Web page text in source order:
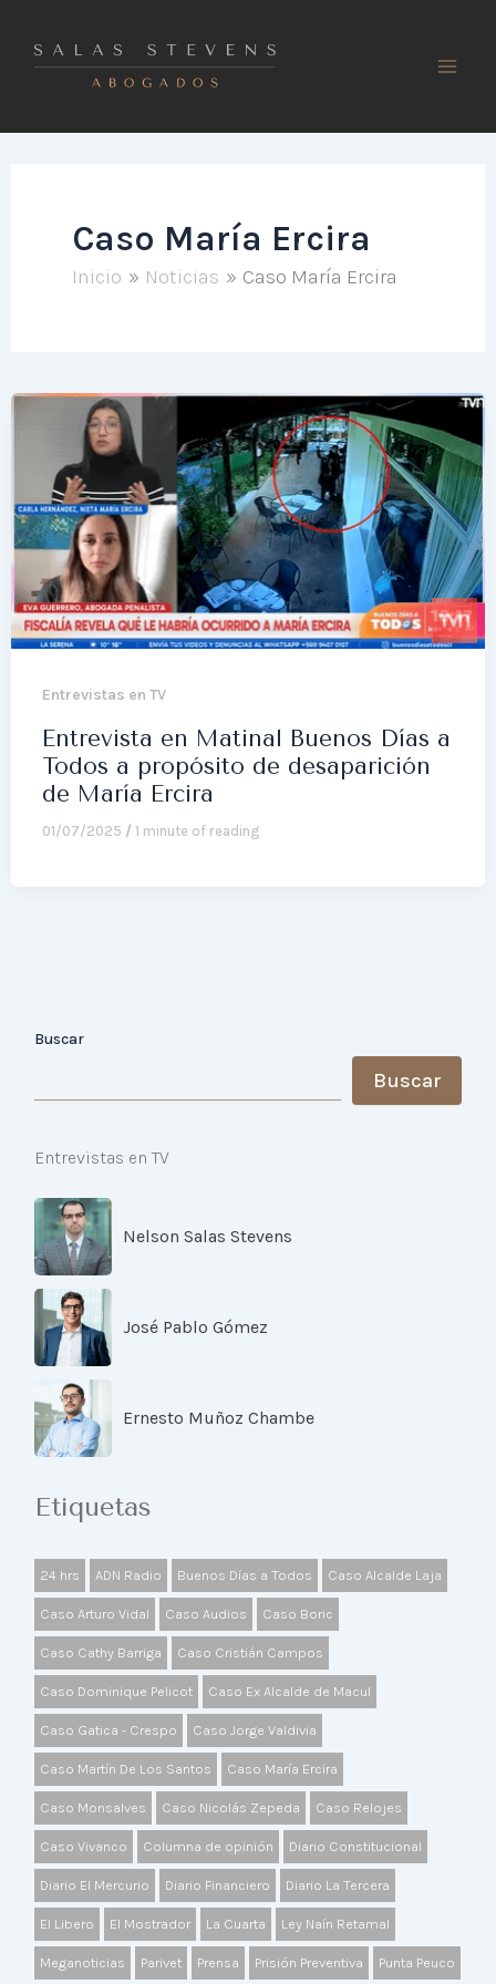
contenido
Caso María Ercira
Inicio Noticias Caso María Ercira
Entrevistas en TV
Entrevista en Matinal Buenos Días a
Todos a propósito de desaparición
de María Ercira
01/07/2025 / 1 minute of reading
Buscar
Buscar
Entrevistas en TV
Nelson Salas Stevens
José Pablo Gómez
Ernesto Muñoz Chambe
Etiquetas
24 hrs ADN Radio Buenos Días a Todos Caso Alcalde Laja
Caso Arturo Vidal Caso Audios Caso Boric
Caso Cathy Barriga Caso Cristián Campos
Caso Dominique Pelicot Caso Ex Alcalde de Macul
Caso Gatica - Crespo Caso Jorge Valdivia
Caso Martín De Los Santos Caso María Ercira
Caso Monsalves Caso Nicolás Zepeda Caso Relojes
Caso Vivanco Columna de opinión Diario Constitucional
Diario El Mercurio Diario Financiero Diario La Tercera
El Libero El Mostrador La Cuarta Ley Naín Retamal
Meganoticias Parivet Prensa Prisión Preventiva Punta Peuco